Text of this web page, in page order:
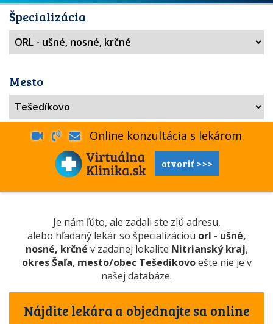
Špecializácia
Mesto
Online konzultácia s lekárom
otvoriť >>>
Je nám ľúto, ale zadali ste zlú adresu,
alebo hľadaný lekár so špecializáciou orl - ušné,
nosné, krčné v zadanej lokalite Nitrianský kraj,
okres Šaľa, mesto/obec Tešedíkovoešte nie je v
našej databáze.
Nájdite lekára a objednajte sa online